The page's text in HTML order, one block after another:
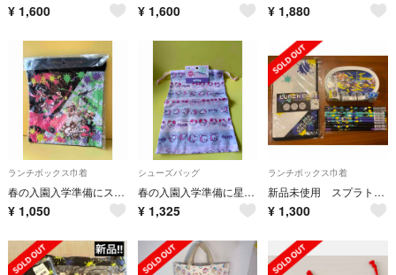
¥ 1,600 ¥ 1,600 ¥ 1,880
ランチボックス巾着
春の入園入学準備にスプラトゥーン2 巾着袋 きんちゃくポーチS 対決柄
¥ 1,050
シューズバッグ
春の入園入学準備に星のカービィ 巾着袋くつの持ち運びなどに体操着やお弁当入れ用
¥ 1,325
ランチボックス巾着
新品未使用 スプラトゥーン3入れ子式弁当箱 ランチクロス 鉛筆 入学セット
¥ 1,300